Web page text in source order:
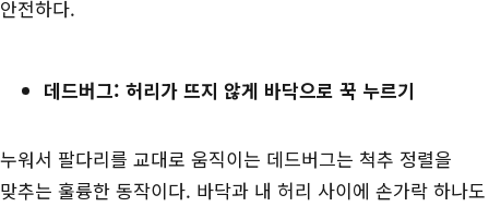
안전하다.
데드버그: 허리가 뜨지 않게 바닥으로 꾹 누르기
누워서 팔다리를 교대로 움직이는 데드버그는 척추 정렬을
맞추는 훌륭한 동작이다. 바닥과 내 허리 사이에 손가락 하나도